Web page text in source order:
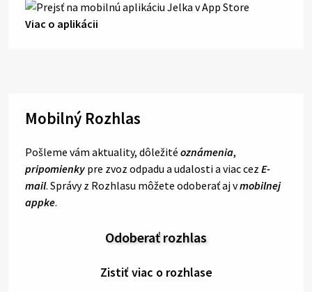
Viac o aplikácii
Mobilný Rozhlas
Pošleme vám aktuality, dôležité oznámenia,
pripomienky pre zvoz odpadu a udalosti a viac cez E-
mail. Správy z Rozhlasu môžete odoberať aj vmobilnej
appke.
Odoberať rozhlas
Zistiť viac o rozhlase